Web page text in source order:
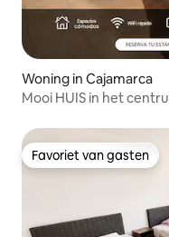
Woning in Cajamarca
Mooi HUIS in het
Favoriet van gasten
Favoriet van gasten